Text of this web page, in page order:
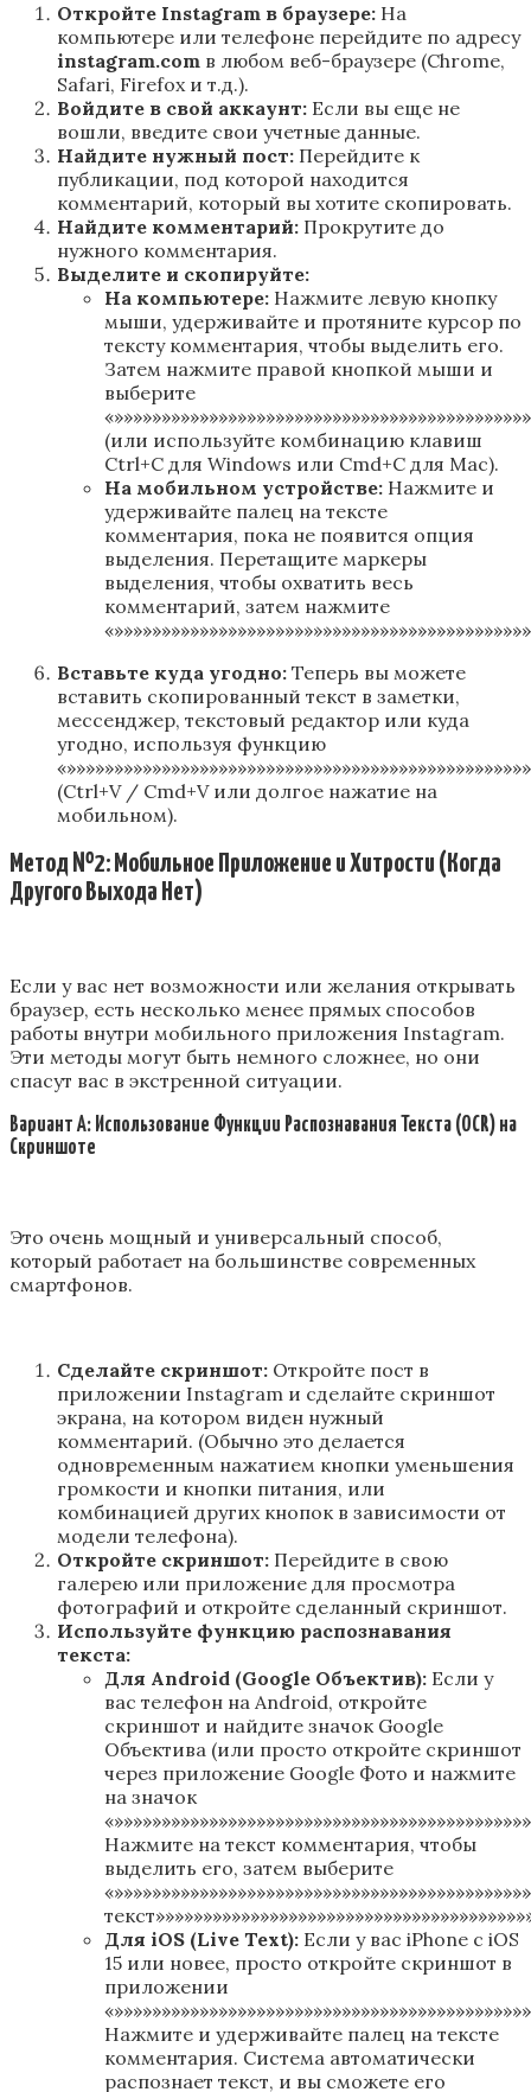
Откройте Instagram в браузере: На
компьютере или телефоне перейдите по адресу
instagram.com в любом веб-браузере (Chrome,
Safari, Firefox и т.д.).
Войдите в свой аккаунт: Если вы еще не
вошли, введите свои учетные данные.
Найдите нужный пост: Перейдите к
публикации, под которой находится
комментарий, который вы хотите скопировать.
Найдите комментарий: Прокрутите до
нужного комментария.
Выделите и скопируйте:
На компьютере: Нажмите левую кнопку
мыши, удерживайте и протяните курсор по
тексту комментария, чтобы выделить его.
Затем нажмите правой кнопкой мыши и
выберите
(или используйте комбинацию клавиш
Ctrl+C для Windows или Cmd+C для Mac).
На мобильном устройстве: Нажмите и
удерживайте палец на тексте
комментария, пока не появится опция
выделения. Перетащите маркеры
выделения, чтобы охватить весь
комментарий, затем нажмите
Вставьте куда угодно: Теперь вы можете
вставить скопированный текст в заметки,
мессенджер, текстовый редактор или куда
угодно, используя функцию
(Ctrl+V / Cmd+V или долгое нажатие на
мобильном).
Метод №2: Мобильное Приложение и Хитрости (Когда
Другого Выхода Нет)
Если у вас нет возможности или желания открывать
браузер, есть несколько менее прямых способов
работы внутри мобильного приложения Instagram.
Эти методы могут быть немного сложнее, но они
спасут вас в экстренной ситуации.
Вариант А: Использование Функции Распознавания Текста (OCR) на
Скриншоте
Это очень мощный и универсальный способ,
который работает на большинстве современных
смартфонов.
Сделайте скриншот: Откройте пост в
приложении Instagram и сделайте скриншот
экрана, на котором виден нужный
комментарий. (Обычно это делается
одновременным нажатием кнопки уменьшения
громкости и кнопки питания, или
комбинацией других кнопок в зависимости от
модели телефона).
Откройте скриншот: Перейдите в свою
галерею или приложение для просмотра
фотографий и откройте сделанный скриншот.
Используйте функцию распознавания
текста:
Для Android (Google Объектив): Если у
вас телефон на Android, откройте
скриншот и найдите значок Google
Объектива (или просто откройте скриншот
через приложение Google Фото и нажмите
на значок
Нажмите на текст комментария, чтобы
выделить его, затем выберите
Для iOS (Live Text): Если у вас iPhone с iOS
15 или новее, просто откройте скриншот в
приложении
Нажмите и удерживайте палец на тексте
комментария. Система автоматически
распознает текст, и вы сможете его